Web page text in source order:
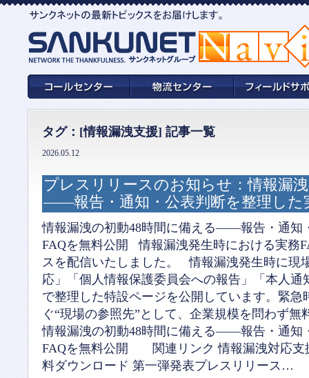
タグ：[情報漏洩支援] 記事一覧
2026.05.12
プレスリリースのお知らせ：情報漏
――報告・通知・公表判断を整理した
情報漏洩の初動48時間に備える――報告・通知
FAQを無料公開 情報漏洩発生時における実務
スを配信いたしました。 情報漏洩発生時に現
応」「個人情報保護委員会への報告」「本人
で整理した特設ページを公開しています。緊
ぐ“現場の参照先”として、企業規模を問わず
情報漏洩の初動48時間に備える――報告・通知
FAQを無料公開 関連リンク 情報漏洩対応支
料ダウンロード 第一弾発表プレスリリース…